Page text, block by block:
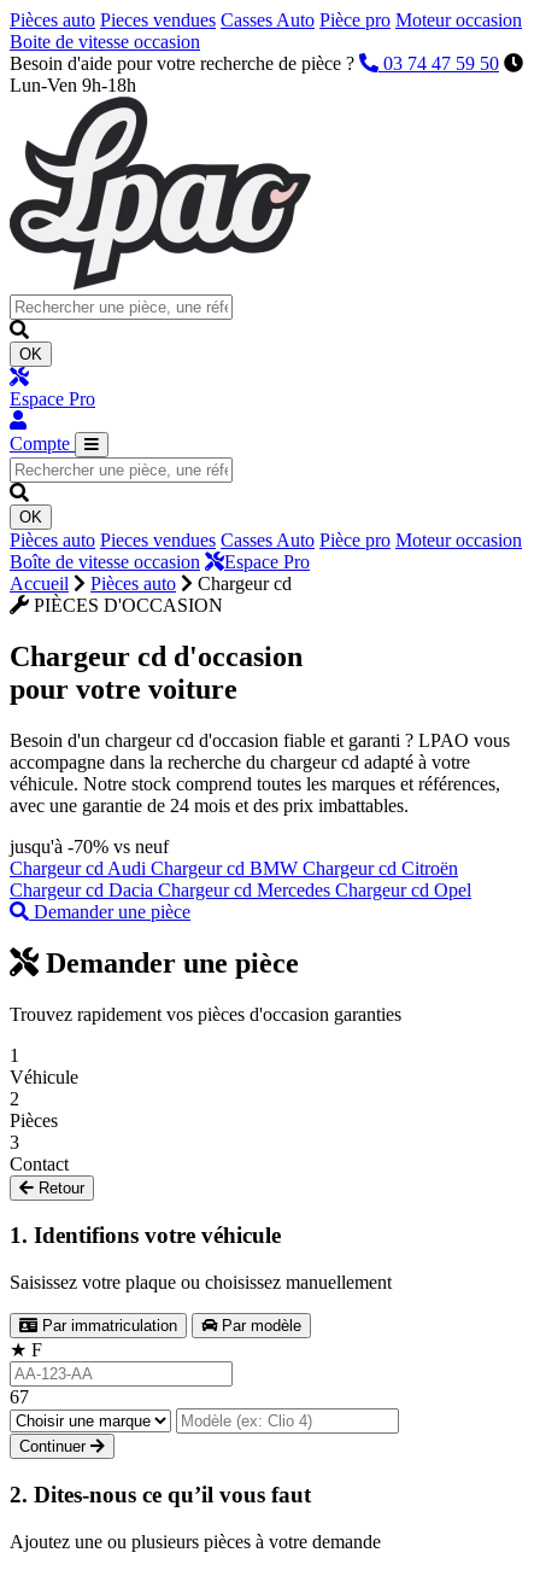
Pièces auto Pieces vendues Casses Auto Pièce pro Moteur occasion
Boite de vitesse occasion
Besoin d'aide pour votre recherche de pièce ?
03 74 47 59 50
Lun-Ven 9h-18h
OK
Espace Pro
Compte
OK
Pièces auto Pieces vendues Casses Auto Pièce pro Moteur occasion
Boîte de vitesse occasion
Espace Pro
Accueil
Pièces auto
Chargeur cd
PIÈCES D'OCCASION
Chargeur cd d'occasion
pour votre voiture
Besoin d'un chargeur cd d'occasion fiable et garanti ? LPAO vous
accompagne dans la recherche du chargeur cd adapté à votre
véhicule. Notre stock comprend toutes les marques et références,
avec une garantie de 24 mois et des prix imbattables.
jusqu'à -70% vs neuf
Chargeur cd Audi Chargeur cd BMW Chargeur cd Citroën
Chargeur cd Dacia Chargeur cd Mercedes Chargeur cd Opel
Demander une pièce
Demander une pièce
Trouvez rapidement vos pièces d'occasion garanties
1
Véhicule
2
Pièces
3
Contact
Retour
1. Identifions votre véhicule
Saisissez votre plaque ou choisissez manuellement
Par immatriculation Par modèle
★ F
67
Continuer
2. Dites-nous ce qu’il vous faut
Ajoutez une ou plusieurs pièces à votre demande